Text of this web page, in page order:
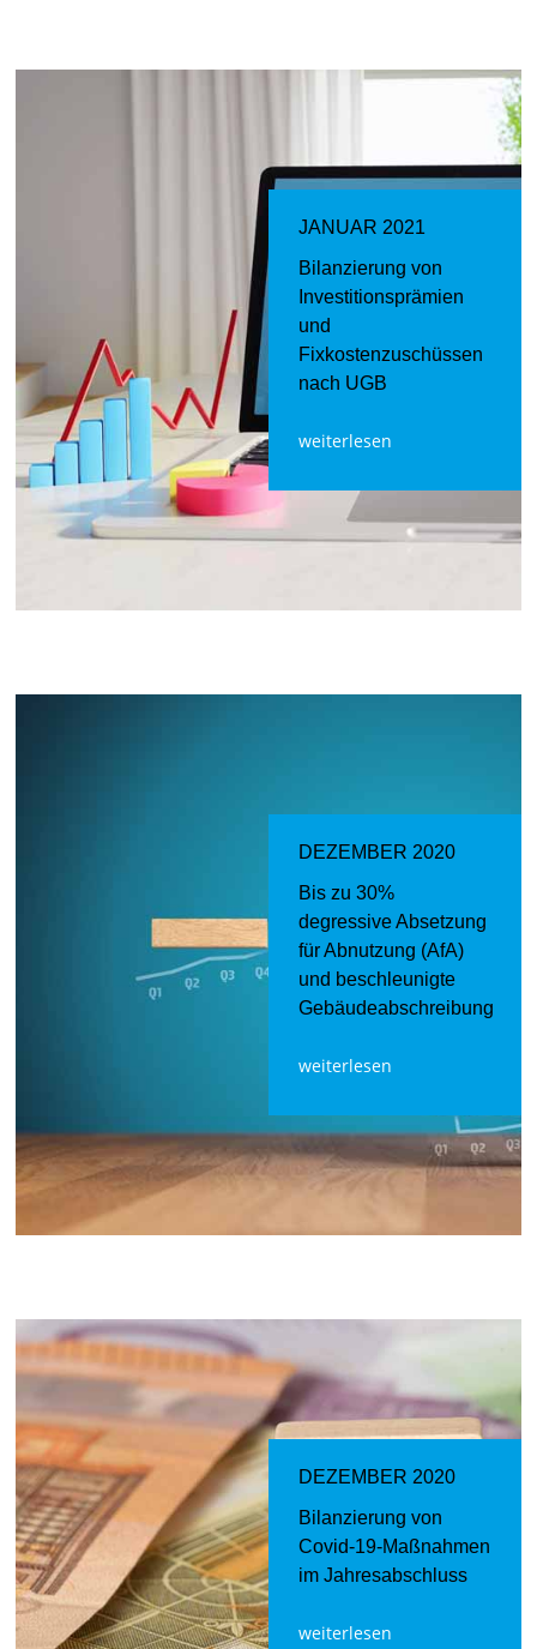
JANUAR 2021
Bilanzierung von
Investitionsprämien
und
Fixkostenzuschüssen
nach UGB
weiterlesen
DEZEMBER 2020
Bis zu 30%
degressive Absetzung
für Abnutzung (AfA)
und beschleunigte
Gebäudeabschreibung
weiterlesen
DEZEMBER 2020
Bilanzierung von
Covid-19-Maßnahmen
im Jahresabschluss
weiterlesen